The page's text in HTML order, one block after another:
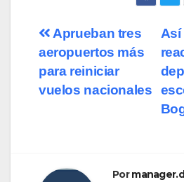
Navegación
de
entradas
Así
Aprueban tres
aeropuertos más
para reiniciar
vuelos nacionales
Por